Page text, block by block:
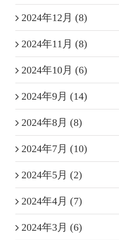
2024年12月 (8)
2024年11月 (8)
2024年10月 (6)
2024年9月 (14)
2024年8月 (8)
2024年7月 (10)
2024年5月 (2)
2024年4月 (7)
2024年3月 (6)